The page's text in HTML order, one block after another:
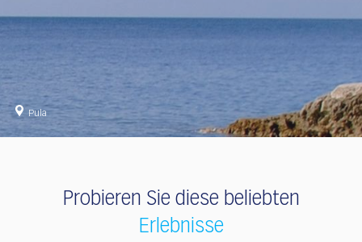
Pula
Probieren Sie diese beliebten
Erlebnisse